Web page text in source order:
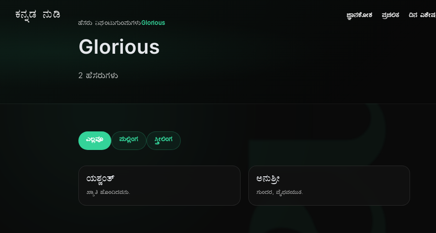
ಕನ್ನಡ ನುಡಿ ಜ್ಞಾನಕೋಶ ಪ್ರಚಲಿತ ದಿನ ವಿಶೇಷ
ಹೆಸರು ನಿಘಂಟುಗುಂಪುಗಳುGlorious
Glorious
2 ಹೆಸರುಗಳು
ಎಲ್ಲವೂ ಪುಲ್ಲಿಂಗ ಸ್ತ್ರೀಲಿಂಗ
ಯಶ್ವಂತ್
ಖ್ಯಾತಿ ಹೊಂದಿದವನು.
ಅನುಶ್ರೀ
ಸುಂದರ, ವೈಭವಯುತ.